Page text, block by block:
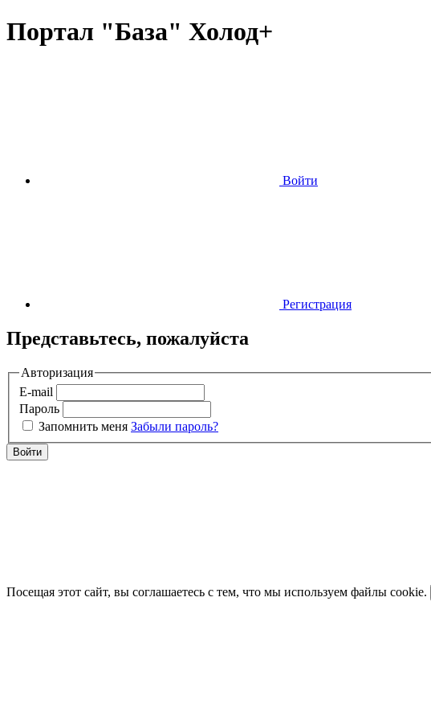
Портал "База" Холод+
Войти
Регистрация
Представьтесь, пожалуйста
Авторизация
E-mail
Пароль
Запомнить меня Забыли пароль?
Войти
Посещая этот сайт, вы соглашаетесь с тем, что мы используем файлы cookie.